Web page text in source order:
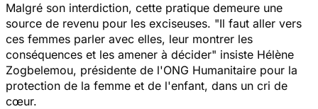
Malgré son interdiction, cette pratique demeure une
source de revenu pour les exciseuses. "Il faut aller vers
ces femmes parler avec elles, leur montrer les
conséquences et les amener à décider" insiste Hélène
Zogbelemou, présidente de l'ONG Humanitaire pour la
protection de la femme et de l'enfant, dans un cri de
cœur.